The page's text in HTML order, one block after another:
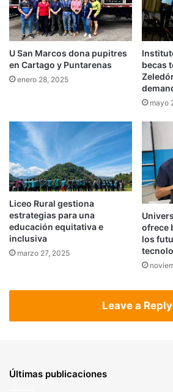
U San Marcos dona pupitres
en Cartago y Puntarenas
enero 28, 2025
becas
mayo
Liceo Rural gestiona
estrategias para una
educación equitativa e
inclusiva
marzo 27, 2025
ofrece
los
Leave a Reply
Últimas publicaciones